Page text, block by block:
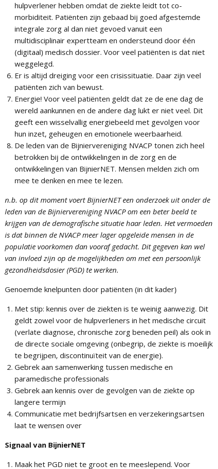
hulpverlener hebben omdat de ziekte leidt tot co-
morbiditeit. Patiënten zijn gebaad bij goed afgestemde
integrale zorg al dan niet gevoed vanuit een
multidisciplinair expertteam en ondersteund door één
(digitaal) medisch dossier. Voor veel patiënten is dat niet
weggelegd.
Er is altijd dreiging voor een crisissituatie. Daar zijn veel
patiënten zich van bewust.
Energie! Voor veel patiënten geldt dat ze de ene dag de
wereld aankunnen en de andere dag lukt er niet veel. Dit
geeft een wisselvallig energiebeeld met gevolgen voor
hun inzet, geheugen en emotionele weerbaarheid.
De leden van de Bijniervereniging NVACP tonen zich heel
betrokken bij de ontwikkelingen in de zorg en de
ontwikkelingen van BijnierNET. Mensen melden zich om
mee te denken en mee te lezen.
n.b. op dit moment voert BijnierNET een onderzoek uit onder de
leden van de Bijniervereniging NVACP om een beter beeld te
krijgen van de demografische situatie haar leden. Het vermoeden
is dat binnen de NVACP meer lager opgeleide mensen in de
populatie voorkomen dan vooraf gedacht. Dit gegeven kan wel
van invloed zijn op de mogelijkheden om met een persoonlijk
gezondheidsdosier (PGD) te werken.
Genoemde knelpunten door patiënten (in dit kader)
Met stip: kennis over de ziekten is te weinig aanwezig. Dit
geldt zowel voor de hulpverleners in het medische circuit
(verlate diagnose, chronische zorg beneden peil) als ook in
de directe sociale omgeving (onbegrip, de ziekte is moeilijk
te begrijpen, discontinuïteit van de energie).
Gebrek aan samenwerking tussen medische en
paramedische professionals
Gebrek aan kennis over de gevolgen van de ziekte op
langere termijn
Communicatie met bedrijfsartsen en verzekeringsartsen
laat te wensen over
Signaal van BijnierNET
Maak het PGD niet te groot en te meeslepend. Voor